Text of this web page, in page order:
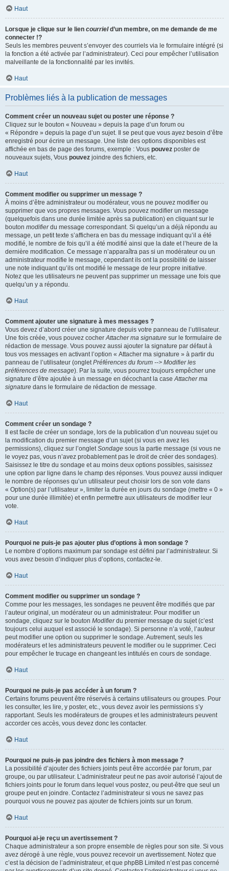
Haut
Lorsque je clique sur le lien courrield’un membre, on me demande de me
connecter !?
Seuls les membres peuvent s’envoyer des courriels via le formulaire intégré (si
la fonction a été activée par l’administrateur). Ceci pour empêcher l’utilisation
malveillante de la fonctionnalité par les invités.
Haut
Problèmes liés à la publication de messages
Comment créer un nouveau sujet ou poster une réponse ?
Cliquez sur le bouton « Nouveau » depuis la page d’un forum ou
« Répondre » depuis la page d’un sujet. Il se peut que vous ayez besoin d’être
enregistré pour écrire un message. Une liste des options disponibles est
affichée en bas de page des forums, exemple : Vous pouvez poster de
nouveaux sujets, Vous pouvez joindre des fichiers, etc.
Haut
Comment modifier ou supprimer un message ?
À moins d’être administrateur ou modérateur, vous ne pouvez modifier ou
supprimer que vos propres messages. Vous pouvez modifier un message
(quelquefois dans une durée limitée après sa publication) en cliquant sur le
bouton modifierdu message correspondant. Si quelqu’un a déjà répondu au
message, un petit texte s’affichera en bas du message indiquant qu’il a été
modifié, le nombre de fois qu’il a été modifié ainsi que la date et l’heure de la
dernière modification. Ce message n’apparaîtra pas si un modérateur ou un
administrateur modifie le message, cependant ils ont la possibilité de laisser
une note indiquant qu’ils ont modifié le message de leur propre initiative.
Notez que les utilisateurs ne peuvent pas supprimer un message une fois que
quelqu’un y a répondu.
Haut
Comment ajouter une signature à mes messages ?
Vous devez d’abord créer une signature depuis votre panneau de l’utilisateur.
Une fois créée, vous pouvez cocherAttacher ma signature sur le formulaire de
rédaction de message. Vous pouvez aussi ajouter la signature par défaut à
tous vos messages en activant l’option « Attacher ma signature » à partir du
panneau de l’utilisateur (ongletPréférences du forum --> Modifier les
préférences de message). Par la suite, vous pourrez toujours empêcher une
signature d’être ajoutée à un message en décochant la caseAttacher ma
signature dans le formulaire de rédaction de message.
Haut
Comment créer un sondage ?
Il est facile de créer un sondage, lors de la publication d’un nouveau sujet ou
la modification du premier message d’un sujet (si vous en avez les
permissions), cliquez sur l’ongletSondage sous la partie message (si vous ne
le voyez pas, vous n’avez probablement pas le droit de créer des sondages).
Saisissez le titre du sondage et au moins deux options possibles, saisissez
une option par ligne dans le champ des réponses. Vous pouvez aussi indiquer
le nombre de réponses qu’un utilisateur peut choisir lors de son vote dans
« Option(s) par l’utilisateur », limiter la durée en jours du sondage (mettre « 0 »
pour une durée illimitée) et enfin permettre aux utilisateurs de modifier leur
vote.
Haut
Pourquoi ne puis-je pas ajouter plus d’options à mon sondage ?
Le nombre d’options maximum par sondage est défini par l’administrateur. Si
vous avez besoin d’indiquer plus d’options, contactez-le.
Haut
Comment modifier ou supprimer un sondage ?
Comme pour les messages, les sondages ne peuvent être modifiés que par
l’auteur original, un modérateur ou un administrateur. Pour modifier un
sondage, cliquez sur le bouton Modifierdu premier message du sujet (c’est
toujours celui auquel est associé le sondage). Si personne n’a voté, l’auteur
peut modifier une option ou supprimer le sondage. Autrement, seuls les
modérateurs et les administrateurs peuvent le modifier ou le supprimer. Ceci
pour empêcher le trucage en changeant les intitulés en cours de sondage.
Haut
Pourquoi ne puis-je pas accéder à un forum ?
Certains forums peuvent être réservés à certains utilisateurs ou groupes. Pour
les consulter, les lire, y poster, etc., vous devez avoir les permissions s’y
rapportant. Seuls les modérateurs de groupes et les administrateurs peuvent
accorder ces accès, vous devez donc les contacter.
Haut
Pourquoi ne puis-je pas joindre des fichiers à mon message ?
La possibilité d’ajouter des fichiers joints peut être accordée par forum, par
groupe, ou par utilisateur. L’administrateur peut ne pas avoir autorisé l’ajout de
fichiers joints pour le forum dans lequel vous postez, ou peut-être que seul un
groupe peut en joindre. Contactez l’administrateur si vous ne savez pas
pourquoi vous ne pouvez pas ajouter de fichiers joints sur un forum.
Haut
Pourquoi ai-je reçu un avertissement ?
Chaque administrateur a son propre ensemble de règles pour son site. Si vous
avez dérogé à une règle, vous pouvez recevoir un avertissement. Notez que
c’est la décision de l’administrateur, et que phpBB Limited n’est pas concerné